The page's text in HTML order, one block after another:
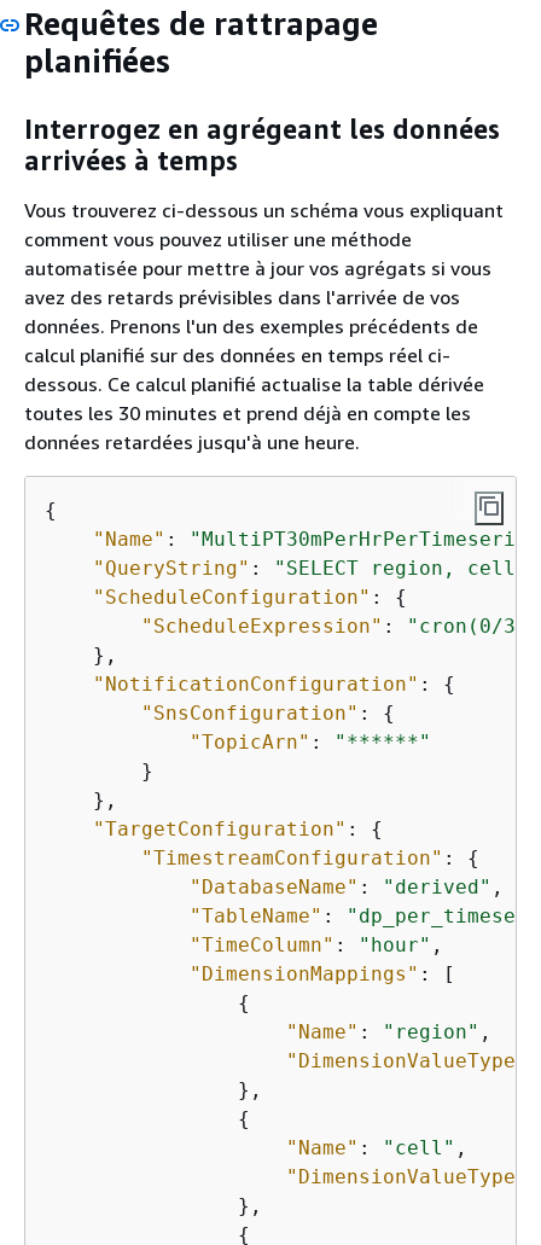
Requêtes de rattrapage
planifiées
Interrogez en agrégeant les données
arrivées à temps
Vous trouverez ci-dessous un schéma vous expliquant
comment vous pouvez utiliser une méthode
automatisée pour mettre à jour vos agrégats si vous
avez des retards prévisibles dans l'arrivée de vos
données. Prenons l'un des exemples précédents de
calcul planifié sur des données en temps réel ci-
dessous. Ce calcul planifié actualise la table dérivée
toutes les 30 minutes et prend déjà en compte les
données retardées jusqu'à une heure.
{
"Name" :
"QueryString" :
"SELECT region, cell,
"ScheduleConfiguration" : {
"ScheduleExpression" :
"cron(0/
    },
"NotificationConfiguration" : {
"SnsConfiguration" : {
"TopicArn" :
"******"
        }
    },
"TargetConfiguration" : {
"TimestreamConfiguration" : {
"DatabaseName" : "derived" ,
"TableName" :
"TimeColumn" : "hour" ,
"DimensionMappings" : [
{
"Name" : "region" ,
"DimensionValueType"
                },
{
"Name" : "cell" ,
"DimensionValueType"
                },
{